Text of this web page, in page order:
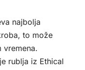
najbolja
to može
vremena.
rublja iz Ethical